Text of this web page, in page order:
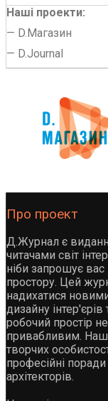
Наші проекти:
— D.Магазин
— D.Journal
Про проект
Д.Журнал є
читачами світ
ніби запрошує вас
простору. Цей
надихатися
дизайну
робочий простір
привабливим. Наші
творчих
професійні
архітекторів.